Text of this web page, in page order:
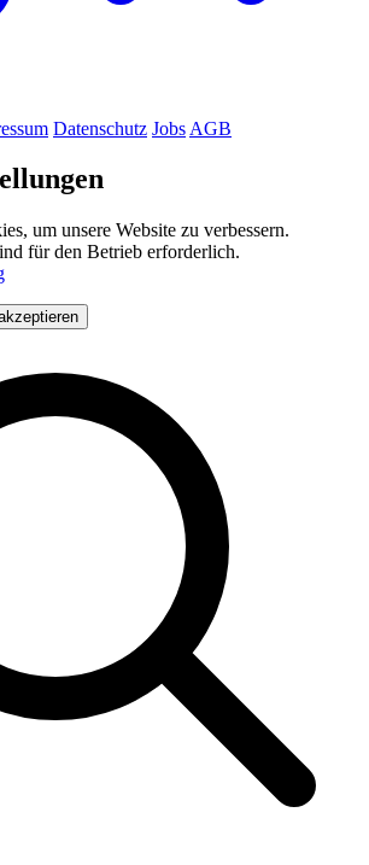
Datenschutz Jobs AGB
um unsere Website zu verbessern.
für den Betrieb erforderlich.